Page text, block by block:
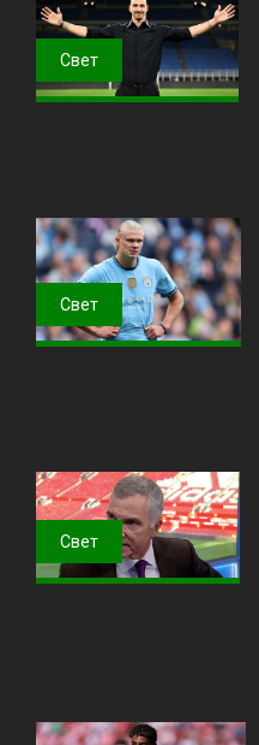
Свет
Свет
Свет